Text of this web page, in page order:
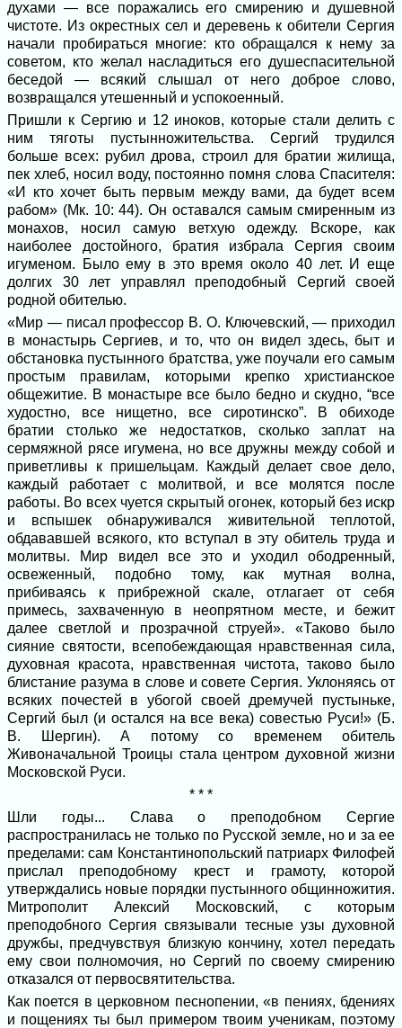
духами — все поражались его смирению и душевной
чистоте. Из окрестных сел и деревень к обители Сергия
начали пробираться многие: кто обращался к нему за
советом, кто желал насладиться его душеспасительной
беседой — всякий слышал от него доброе слово,
возвращался утешенный и успокоенный.
Пришли к Сергию и 12 иноков, которые стали делить с
ним тяготы пустынножительства. Сергий трудился
больше всех: рубил дрова, строил для братии жилища,
пек хлеб, носил воду, постоянно помня слова Спасителя:
«И кто хочет быть первым между вами, да будет всем
рабом» (Мк. 10: 44). Он оставался самым смиренным из
монахов, носил самую ветхую одежду. Вскоре, как
наиболее достойного, братия избрала Сергия своим
игуменом. Было ему в это время около 40 лет. И еще
долгих 30 лет управлял преподобный Сергий своей
родной обителью.
«Мир — писал профессор В. О. Ключевский, — приходил
в монастырь Сергиев, и то, что он видел здесь, быт и
обстановка пустынного братства, уже поучали его самым
простым правилам, которыми крепко христианское
общежитие. В монастыре все было бедно и скудно, “все
худостно, все нищетно, все сиротинско”. В обиходе
братии столько же недостатков, сколько заплат на
сермяжной рясе игумена, но все дружны между собой и
приветливы к пришельцам. Каждый делает свое дело,
каждый работает с молитвой, и все молятся после
работы. Во всех чуется скрытый огонек, который без искр
и вспышек обнаруживался живительной теплотой,
обдававшей всякого, кто вступал в эту обитель труда и
молитвы. Мир видел все это и уходил ободренный,
освеженный, подобно тому, как мутная волна,
прибиваясь к прибрежной скале, отлагает от себя
примесь, захваченную в неопрятном месте, и бежит
далее светлой и прозрачной струей». «Таково было
сияние святости, всепобеждающая нравственная сила,
духовная красота, нравственная чистота, таково было
блистание разума в слове и совете Сергия. Уклоняясь от
всяких почестей в убогой своей дремучей пустыньке,
Сергий был (и остался на все века) совестью Руси!» (Б.
В. Шергин). А потому со временем обитель
Живоначальной Троицы стала центром духовной жизни
Московской Руси.
* * *
Шли годы... Слава о преподобном Сергие
распространилась не только по Русской земле, но и за ее
пределами: сам Константинопольский патриарх Филофей
прислал преподобному крест и грамоту, которой
утверждались новые порядки пустынного общинножития.
Митрополит Алексий Московский, с которым
преподобного Сергия связывали тесные узы духовной
дружбы, предчувствуя близкую кончину, хотел передать
ему свои полномочия, но Сергий по своему смирению
отказался от первосвятительства.
Как поется в церковном песнопении, «в пениях, бдениях
и пощениях ты был примером твоим ученикам, поэтому